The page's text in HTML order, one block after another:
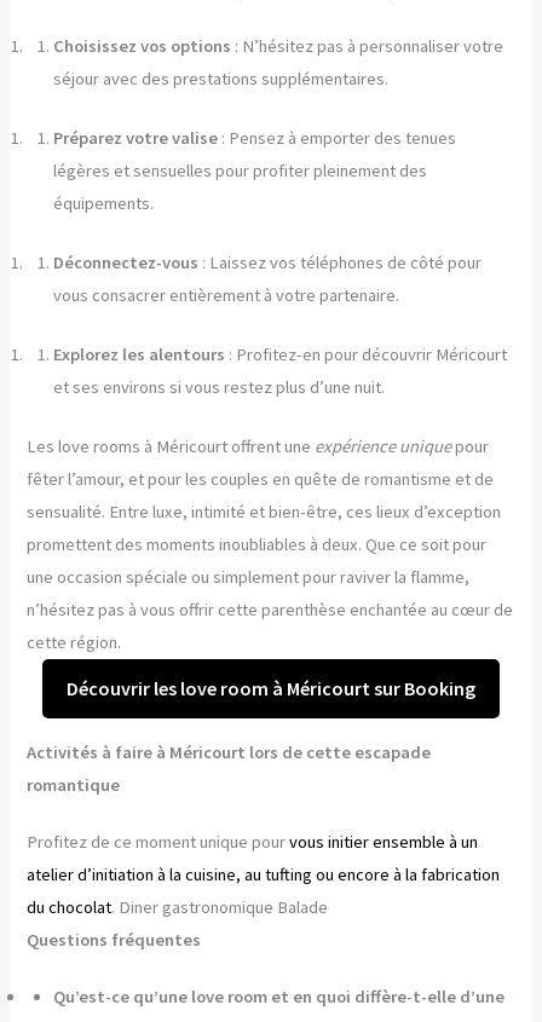
Choisissez vos options : N’hésitez pas à personnaliser votre
séjour avec des prestations supplémentaires.
Préparez votre valise : Pensez à emporter des tenues
légères et sensuelles pour profiter pleinement des
équipements.
Déconnectez-vous : Laissez vos téléphones de côté pour
vous consacrer entièrement à votre partenaire.
Explorez les alentours : Profitez-en pour découvrir Méricourt
et ses environs si vous restez plus d’une nuit.
Les love rooms à Méricourt offrent une expérience uniquepour
fêter l’amour, et pour les couples en quête de romantisme et de
sensualité. Entre luxe, intimité et bien-être, ces lieux d’exception
promettent des moments inoubliables à deux. Que ce soit pour
une occasion spéciale ou simplement pour raviver la flamme,
n’hésitez pas à vous offrir cette parenthèse enchantée au cœur de
cette région.
Découvrir les love room à Méricourt sur Booking
Activités à faire à Méricourt lors de cette escapade
romantique
Profitez de ce moment unique pourvous initier ensemble à un
atelier d’initiation à la cuisine, au tufting ou encore à la fabrication
du chocolat. Diner gastronomique Balade
Questions fréquentes
Qu’est-ce qu’une love room et en quoi diffère-t-elle d’une